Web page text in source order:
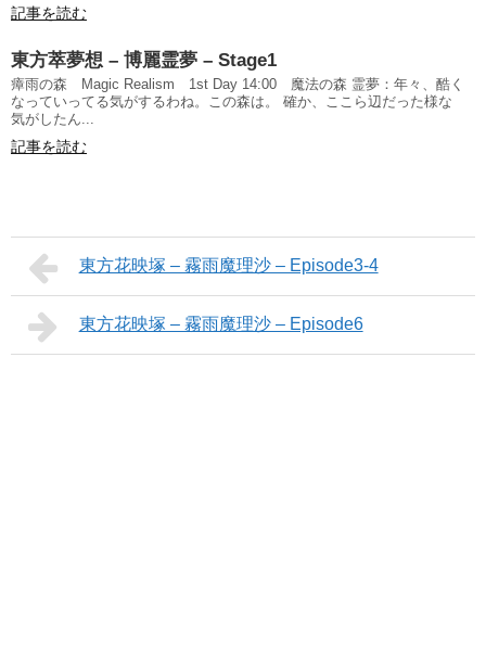
記事を読む
東方萃夢想 – 博麗霊夢 – Stage1
瘴雨の森 Magic Realism 1st Day 14:00 魔法の森 霊夢：年々、酷く
なっていってる気がするわね。この森は。 確か、ここら辺だった様な
気がしたん...
記事を読む
東方花映塚 – 霧雨魔理沙 – Episode3-4
東方花映塚 – 霧雨魔理沙 – Episode6